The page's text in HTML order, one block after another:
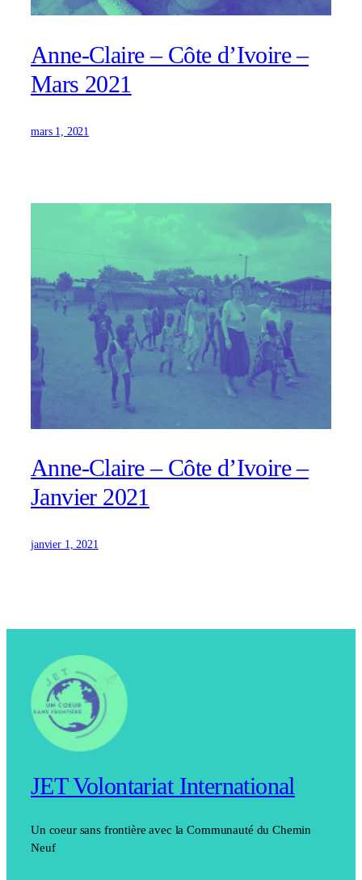
Anne-Claire – Côte d’Ivoire –
Mars 2021
mars 1, 2021
Anne-Claire – Côte d’Ivoire –
Janvier 2021
janvier 1, 2021
JET Volontariat International
Un coeur sans frontière avec la Communauté du Chemin
Neuf